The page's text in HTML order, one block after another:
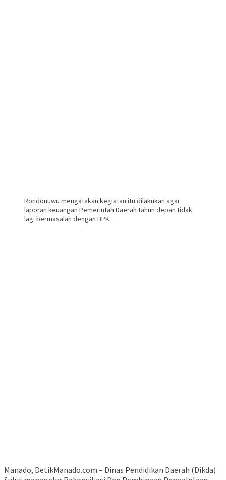
Rondonuwu mengatakan kegiatan itu dilakukan agar
laporan keuangan Pemerintah Daerah tahun depan tidak
lagi bermasalah dengan BPK.
Manado, DetikManado.com – Dinas Pendidikan Daerah (Dikda)